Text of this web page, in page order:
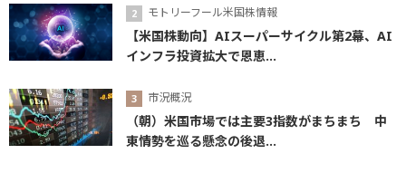
モトリーフール米国株情報
【米国株動向】AIスーパーサイクル第2幕、AI
インフラ投資拡大で恩恵...
市況概況
（朝）米国市場では主要3指数がまちまち 中
東情勢を巡る懸念の後退...